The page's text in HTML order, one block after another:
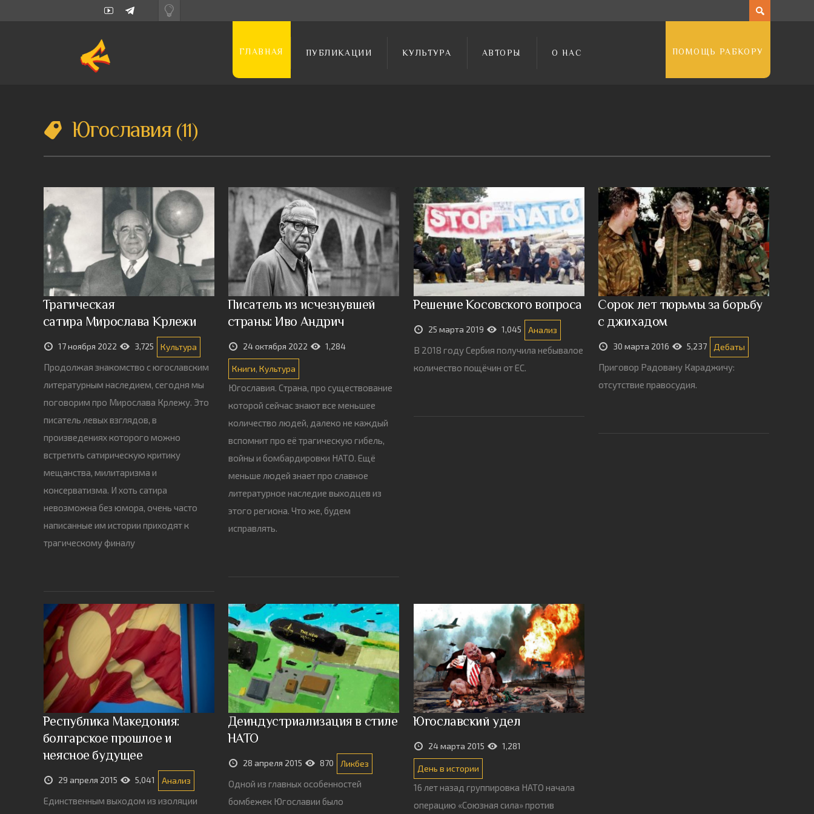
ГЛАВНАЯ ПУБЛИКАЦИИ КУЛЬТУРА АВТОРЫ О НАС ПОМОЩЬ РАБКОРУ
Югославия 11
Трагическая
сатира Мирослава Крлежи
17 ноября 2022 3,725 Культура
Продолжая знакомство с югославским
литературным наследием, сегодня мы
поговорим про Мирослава Крлежу. Это
писатель левых взглядов, в
произведениях которого можно
встретить сатирическую критику
мещанства, милитаризма и
консерватизма. И хоть сатира
невозможна без юмора, очень часто
написанные им истории приходят к
трагическому финалу
Писатель из исчезнувшей
страны: Иво Андрич
24 октября 2022 1,284
Книги, Культура
Югославия. Страна, про существование
которой сейчас знают все меньшее
количество людей, далеко не каждый
вспомнит про её трагическую гибель,
войны и бомбардировки НАТО. Ещё
меньше людей знает про славное
литературное наследие выходцев из
этого региона. Что же, будем
исправлять.
Решение Косовского вопроса
25 марта 2019 1,045 Анализ
В 2018 году Сербия получила небывалое
количество пощёчин от ЕС.
Сорок лет тюрьмы за борьбу
с джихадом
30 марта 2016 5,237 Дебаты
Приговор Радовану Караджичу:
отсутствие правосудия.
Республика Македония:
болгарское прошлое и
неясное будущее
29 апреля 2015 5,041 Анализ
Единственным выходом из изоляции
Деиндустриализация в стиле
НАТО
28 апреля 2015 870 Ликбез
Одной из главных особенностей
бомбежек Югославии было
Югославский удел
24 марта 2015 1,281
День в истории
16 лет назад группировка НАТО начала
операцию «Союзная сила» против